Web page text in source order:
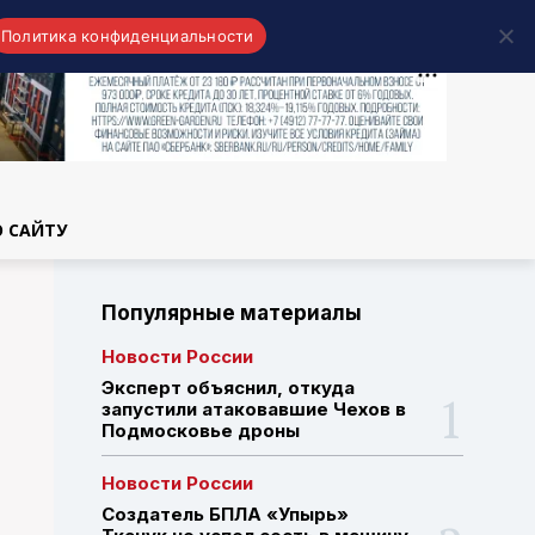
САЙТУ
Популярные материалы
Новости России
Эксперт объяснил, откуда
запустили атаковавшие Чехов в
Подмосковье дроны
Новости России
Создатель БПЛА «Упырь»
Политика конфиденциальности